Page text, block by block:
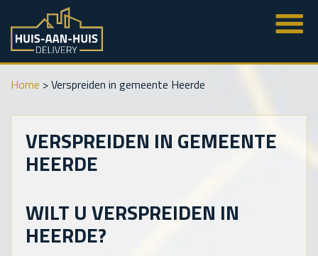
Home >Verspreiden in gemeente Heerde
VERSPREIDEN IN GEMEENTE
HEERDE
WILT U VERSPREIDEN IN
HEERDE?